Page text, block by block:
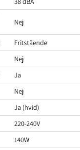
Nej
Fritstående
Nej
Ja
Nej
Ja (hvid)
220-240V
140W